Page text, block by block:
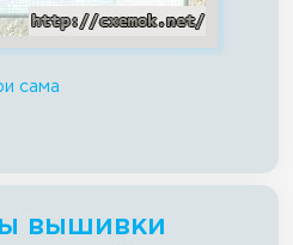
сама
вышивки